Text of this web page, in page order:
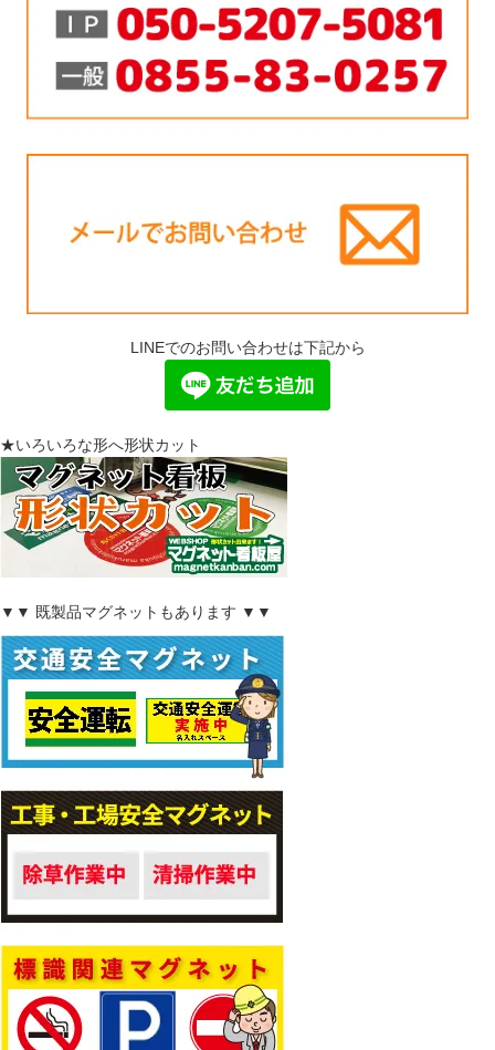
LINEでのお問い合わせは下記から
★いろいろな形へ形状カット
▼▼ 既製品マグネットもあります ▼▼